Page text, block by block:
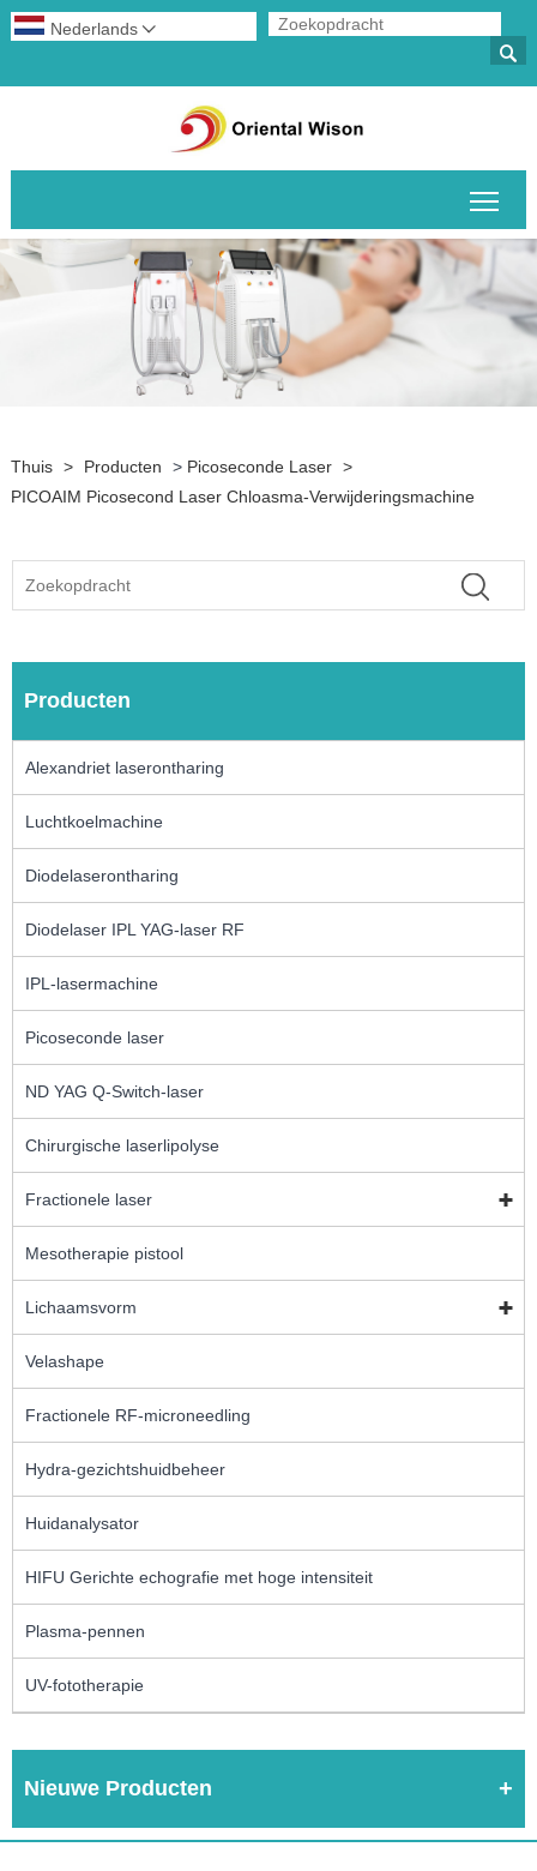

Nederlands 
Thuis > Producten > Picoseconde Laser >
PICOAIM Picosecond Laser Chloasma-Verwijderingsmachine
Producten
Alexandriet laserontharing
Luchtkoelmachine
Diodelaserontharing
Diodelaser IPL YAG-laser RF
IPL-lasermachine
Picoseconde laser
ND YAG Q-Switch-laser
Chirurgische laserlipolyse
Fractionele laser
Mesotherapie pistool
Lichaamsvorm
Velashape
Fractionele RF-microneedling
Hydra-gezichtshuidbeheer
Huidanalysator
HIFU Gerichte echografie met hoge intensiteit
Plasma-pennen
UV-fototherapie
Nieuwe Producten